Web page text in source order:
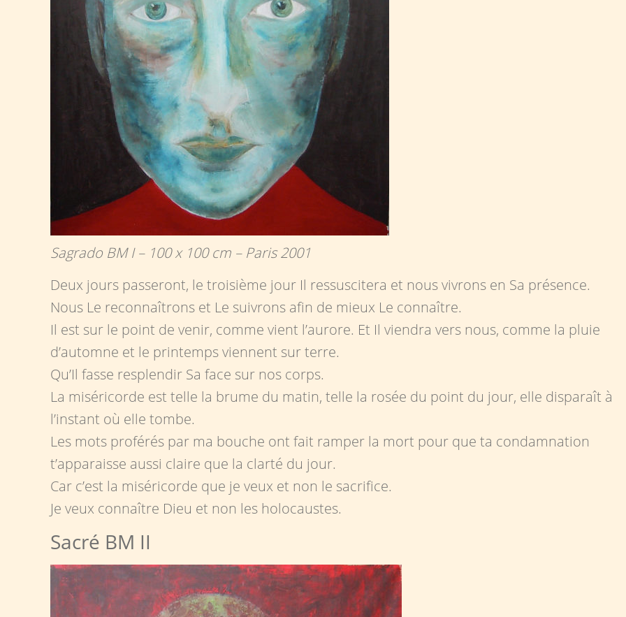
Sagrado BM I – 100 x 100 cm – Paris 2001
Deux jours passeront, le troisième jour Il ressuscitera et nous vivrons en Sa présence.
Nous Le reconnaîtrons et Le suivrons afin de mieux Le connaître.
Il est sur le point de venir, comme vient l’aurore. Et Il viendra vers nous, comme la pluie
d’automne et le printemps viennent sur terre.
Qu’Il fasse resplendir Sa face sur nos corps.
La miséricorde est telle la brume du matin, telle la rosée du point du jour, elle disparaît à
l’instant où elle tombe.
Les mots proférés par ma bouche ont fait ramper la mort pour que ta condamnation
t’apparaisse aussi claire que la clarté du jour.
Car c’est la miséricorde que je veux et non le sacrifice.
Je veux connaître Dieu et non les holocaustes.
Sacré BM II